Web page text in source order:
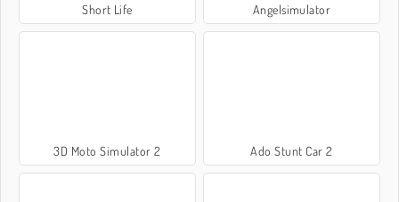
Short Life Angelsimulator
3D Moto Simulator 2 Ado Stunt Car 2